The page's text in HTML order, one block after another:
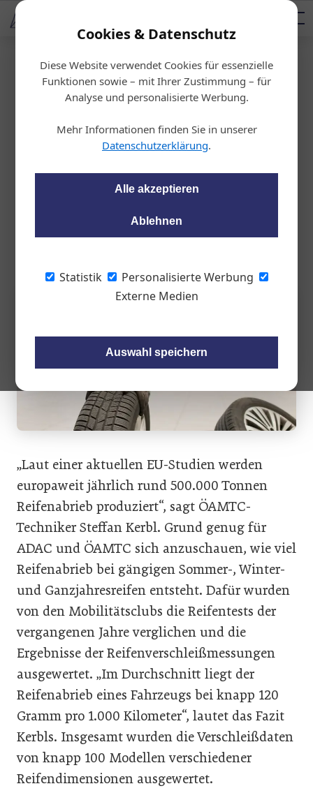
Cookies & Datenschutz
Diese Website verwendet Cookies für essenzielle
Funktionen sowie – mit Ihrer Zustimmung – für
Analyse und personalisierte Werbung.
Mehr Informationen finden Sie in unserer
Datenschutzerklärung.
Alle akzeptieren
Ablehnen
Statistik
Personalisierte Werbung
Externe Medien
Auswahl speichern
AUTOMOTIVE AKADEMIE
Podcast
Startseite/KFZ-Technik
ÖAMTC: Belastung durch Reife
nabrieb reduzierbar
ADAC und ÖAMTC haben errechnet, wie hoch die
Umweltbelastung durch Reifenabtrieb ist. Fazit: Es gibt
„Laut einer aktuellen EU-Studien werden
europaweit jährlich rund 500.000 Tonnen
Reifenabrieb produziert“, sagt ÖAMTC-
Techniker Steffan Kerbl. Grund genug für
ADAC und ÖAMTC sich anzuschauen, wie viel
Reifenabrieb bei gängigen Sommer-, Winter-
und Ganzjahresreifen entsteht. Dafür wurden
von den Mobilitätsclubs die Reifentests der
vergangenen Jahre verglichen und die
Ergebnisse der Reifenverschleißmessungen
ausgewertet. „Im Durchschnitt liegt der
Reifenabrieb eines Fahrzeugs bei knapp 120
Gramm pro 1.000 Kilometer“, lautet das Fazit
Kerbls. Insgesamt wurden die Verschleißdaten
von knapp 100 Modellen verschiedener
Reifendimensionen ausgewertet.